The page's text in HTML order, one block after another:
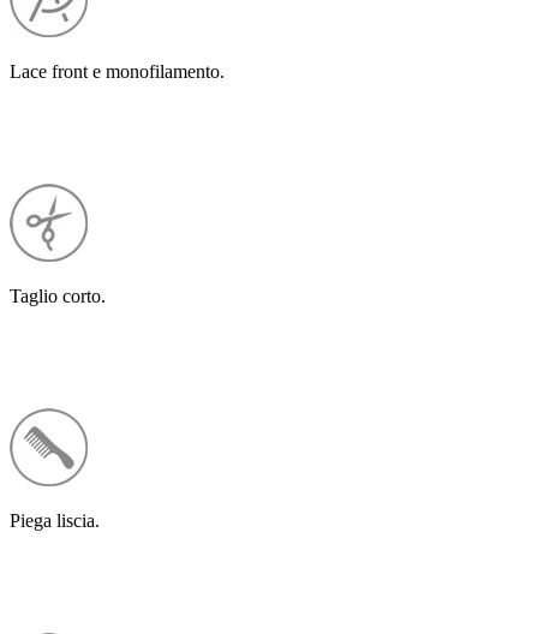
Lace front e monofilamento.
Taglio corto.
Piega liscia.